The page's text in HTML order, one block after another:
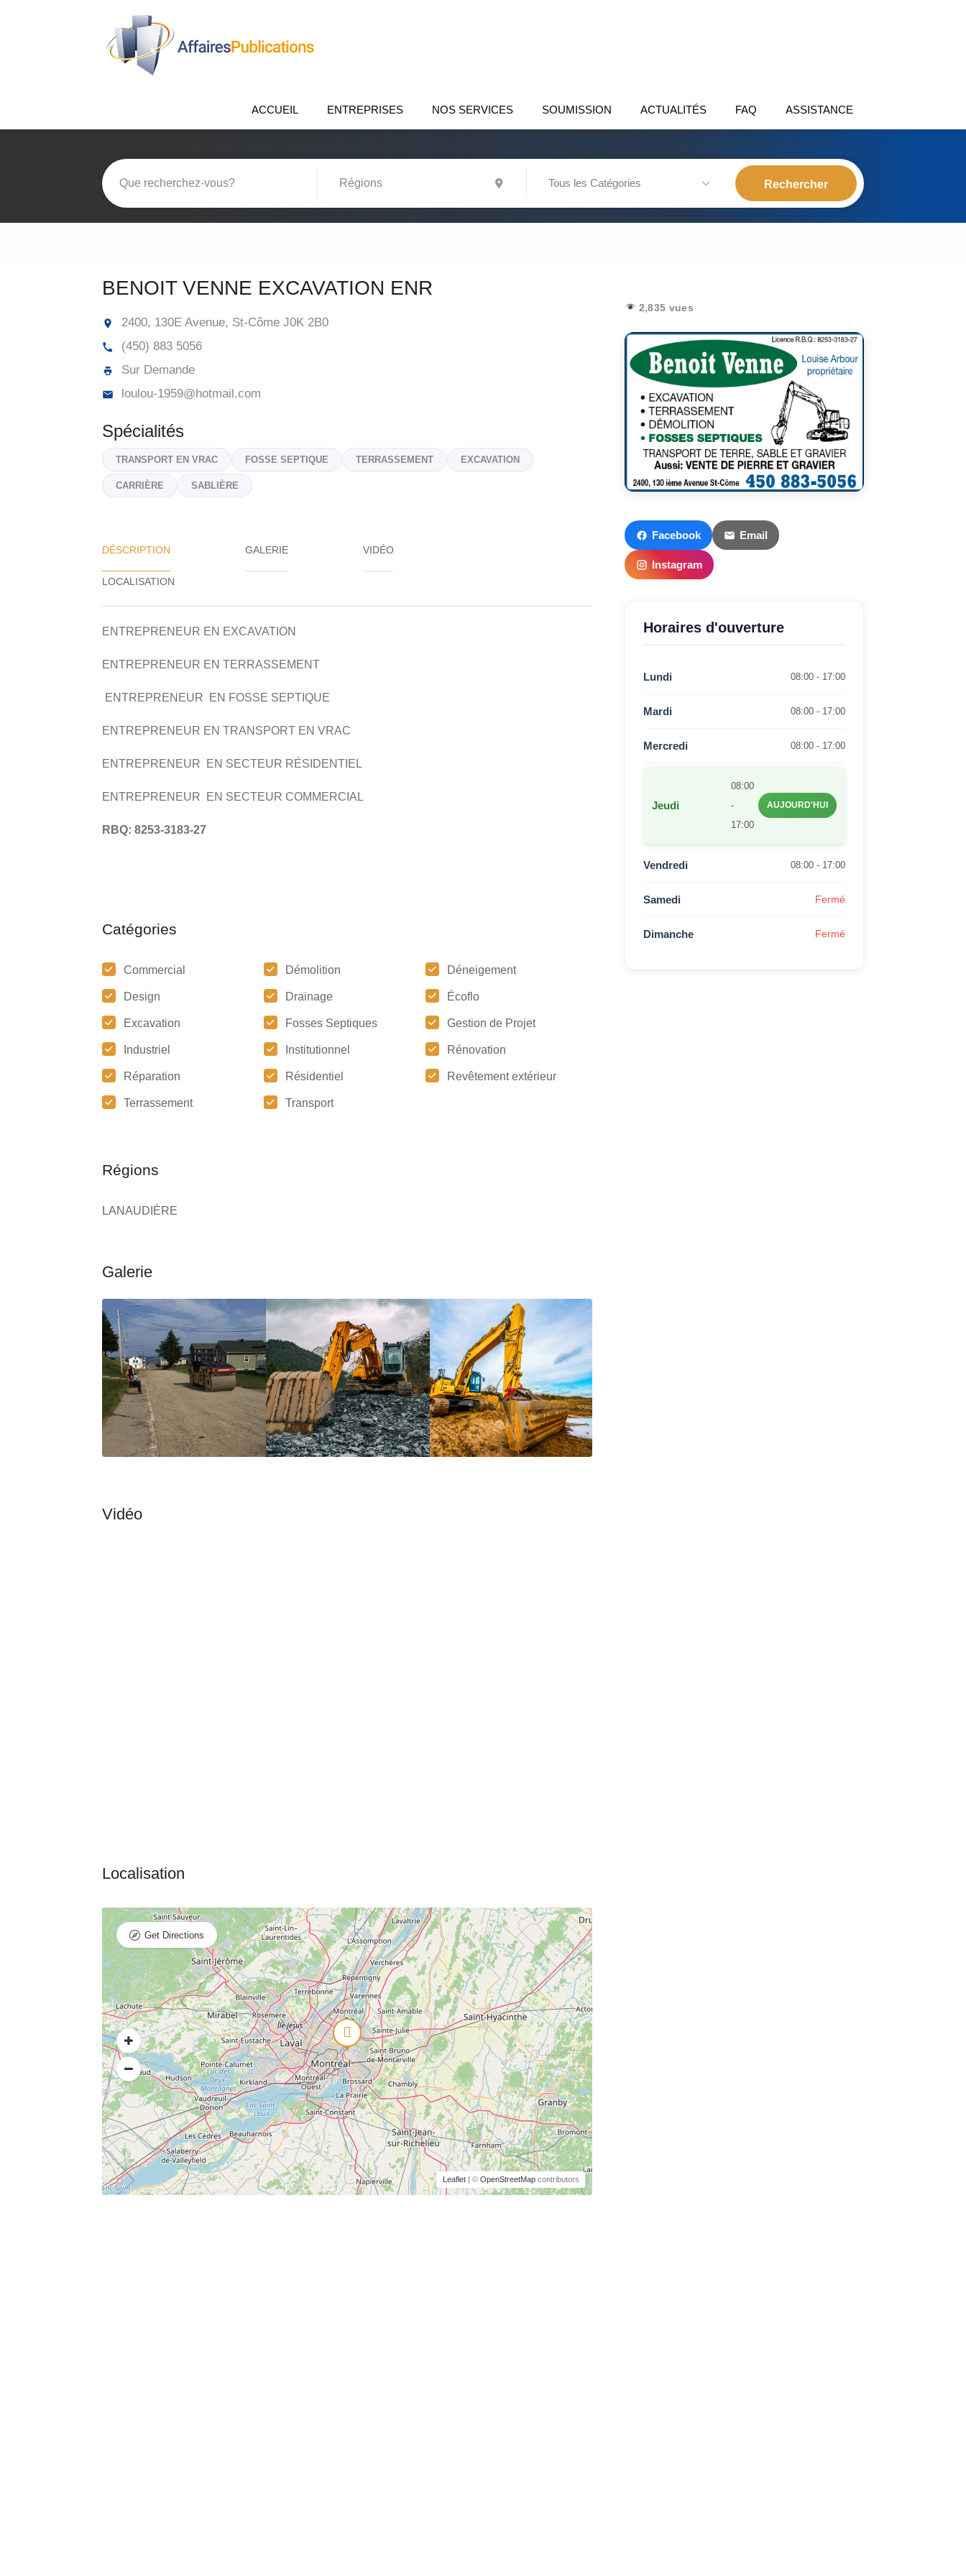
ACCUEIL ENTREPRISES NOS SERVICES SOUMISSION ACTUALITÉS FAQ ASSISTANCE
Tous les Catégories
BENOIT VENNE EXCAVATION ENR
2400, 130E Avenue, St-Côme J0K 2B0
(450) 883 5056
Sur Demande
loulou-1959@hotmail.com
Spécialités
TRANSPORT EN VRAC FOSSE SEPTIQUE TERRASSEMENT EXCAVATION
CARRIÈRE SABLIÈRE
DÉSCRIPTION GALERIE VIDÉO
ENTREPRENEUR EN EXCAVATION
ENTREPRENEUR EN TERRASSEMENT
ENTREPRENEUR EN FOSSE SEPTIQUE
ENTREPRENEUR EN TRANSPORT EN VRAC
ENTREPRENEUR EN SECTEUR RÉSIDENTIEL
ENTREPRENEUR EN SECTEUR COMMERCIAL
RBQ: 8253-3183-27
Catégories
Commercial Démolition Déneigement
Design Drainage Écoflo
Excavation Fosses Septiques Gestion de Projet
Industriel Institutionnel Rénovation
Réparation Résidentiel Revêtement extérieur
Terrassement Transport
Régions
LANAUDIÈRE
Leaflet| © OpenStreetMapcontributors
Get Directions
2,835 vues
Facebook Email
Instagram
Horaires d'ouverture
Lundi 08:00 - 17:00
Mardi 08:00 - 17:00
Mercredi 08:00 - 17:00
Jeudi
08:00
-
17:00
AUJOURD'HUI
Vendredi 08:00 - 17:00
Samedi Fermé
Dimanche Fermé